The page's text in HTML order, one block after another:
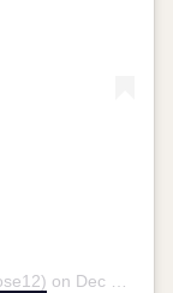
on Dec 18, 2018 at 7:23am PST